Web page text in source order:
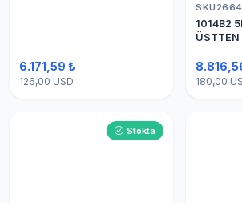
6.171,59 ₺
126,00 USD
1014B2
ÜSTTEN
180,00
Stokta